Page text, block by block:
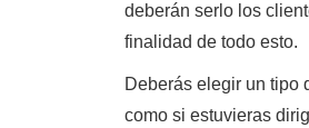
deberán serlo los
finalidad de todo esto.
Deberás elegir un tipo
como si estuvieras